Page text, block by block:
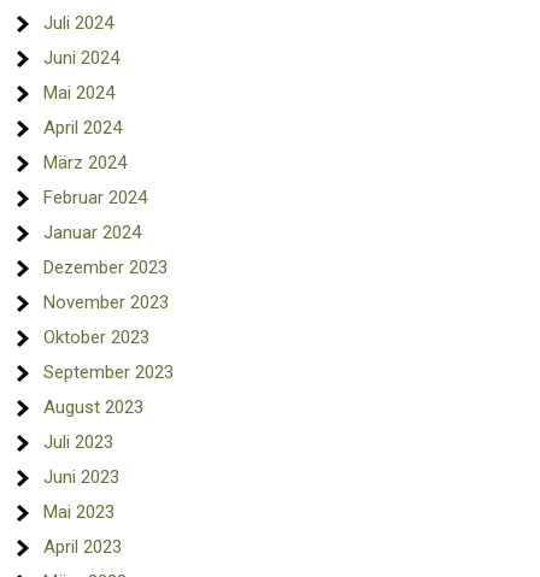
Juli 2024
Juni 2024
Mai 2024
April 2024
März 2024
Februar 2024
Januar 2024
Dezember 2023
November 2023
Oktober 2023
September 2023
August 2023
Juli 2023
Juni 2023
Mai 2023
April 2023